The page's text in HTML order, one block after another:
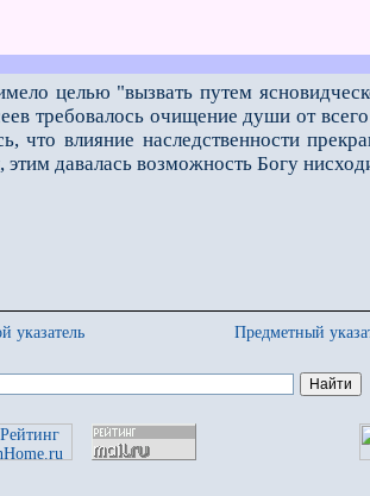
целью "вызвать путeм
требовалось очищение души от
что влияние наследственности
этим давалась возможность Богу
указатель Предметный